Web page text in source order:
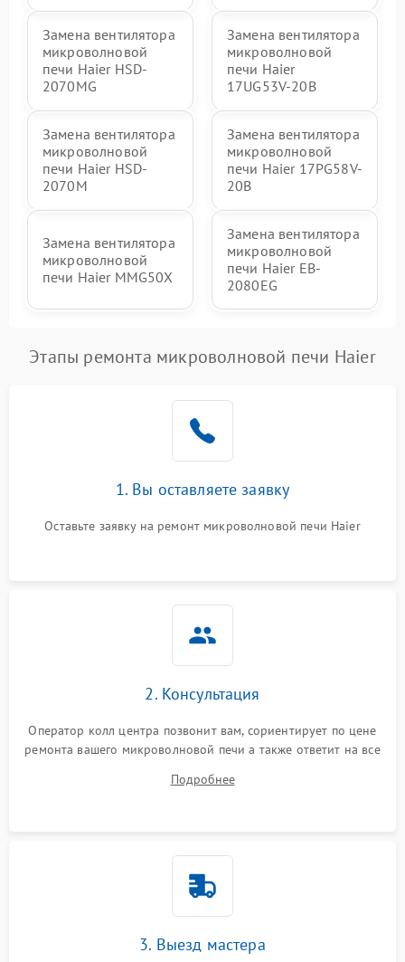
Замена вентилятора
микроволновой
печи Haier HSD-
2070MG
Замена вентилятора
микроволновой
печи Haier
17UG53V-20B
Замена вентилятора
микроволновой
печи Haier HSD-
2070M
Замена вентилятора
микроволновой
печи Haier 17PG58V-
20B
Замена вентилятора
микроволновой
печи Haier MMG50X
Замена вентилятора
микроволновой
печи Haier EB-
2080EG
Этапы ремонта микроволновой печи Haier
1. Вы оставляете заявку
Оставьте заявку на ремонт микроволновой печи Haier
2. Консультация
Оператор колл центра позвонит вам, сориентирует по цене
ремонта вашего микроволновой печи а также ответит на все
Подробнее
3. Выезд мастера